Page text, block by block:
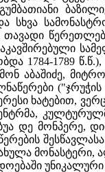
1789 წ.წ.),
აბაშიძე,
ხატებით,
დე მონპერე,
მონასტერი,
უნიკალური